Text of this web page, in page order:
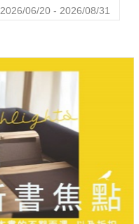
2026/06/20 - 2026/08/31